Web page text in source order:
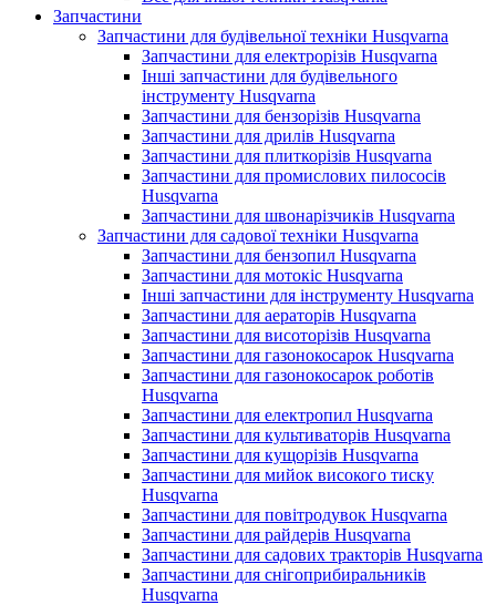
Запчастини
Запчастини для будівельної техніки Husqvarna
Запчастини для електрорізів Husqvarna
Інші запчастини для будівельного
інструменту Husqvarna
Запчастини для бензорізів Husqvarna
Запчастини для дрилів Husqvarna
Запчастини для плиткорізів Husqvarna
Запчастини для промислових пилососів
Husqvarna
Запчастини для швонарізчиків Husqvarna
Запчастини для садової техніки Husqvarna
Запчастини для бензопил Husqvarna
Запчастини для мотокіс Husqvarna
Інші запчастини для інструменту Husqvarna
Запчастини для аераторів Husqvarna
Запчастини для висоторізів Husqvarna
Запчастини для газонокосарок Husqvarna
Запчастини для газонокосарок роботів
Husqvarna
Запчастини для електропил Husqvarna
Запчастини для культиваторів Husqvarna
Запчастини для кущорізів Husqvarna
Запчастини для мийок високого тиску
Husqvarna
Запчастини для повітродувок Husqvarna
Запчастини для райдерів Husqvarna
Запчастини для садових тракторів Husqvarna
Запчастини для снігоприбиральників
Husqvarna